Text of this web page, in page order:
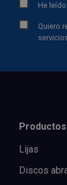
He
Quiero
Lijas
Discos